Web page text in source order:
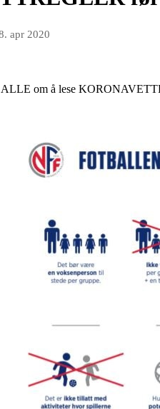
apr 2020
ALLE om å lese